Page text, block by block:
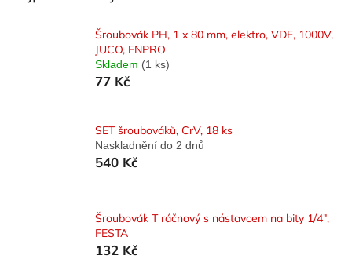
Šroubovák PH, 1 x 80 mm, elektro, VDE, 1000V,
JUCO, ENPRO
Skladem (1 ks)
77 Kč
SET šroubováků, CrV, 18 ks
Naskladnění do 2 dnů
540 Kč
Šroubovák T ráčnový s nástavcem na bity 1/4",
FESTA
132 Kč